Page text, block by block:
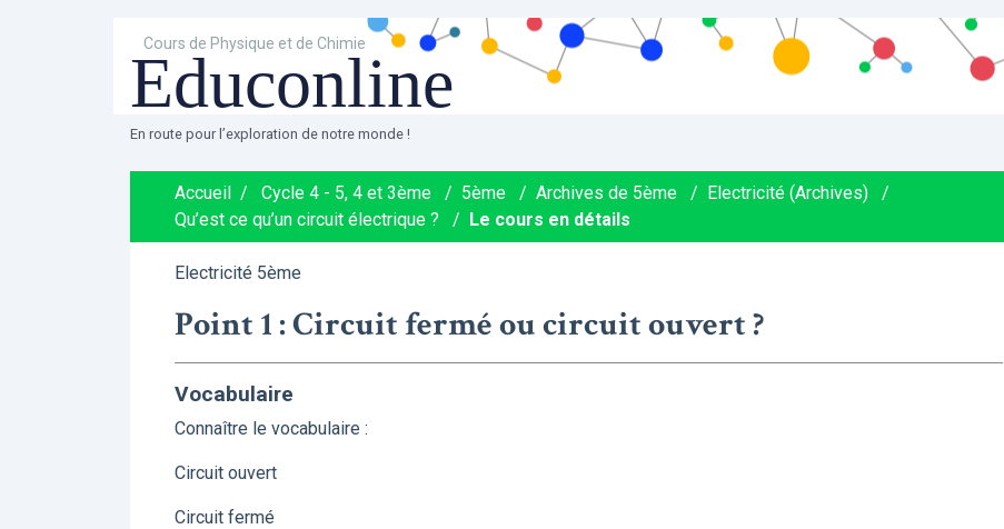
Cours de Physique et de Chimie
Educonline
En route pour l’exploration de notre monde !
Accueil / Cycle 4 - 5, 4 et 3ème / 5ème / Archives de 5ème / Electricité (Archives)
/
Qu’est ce qu’un circuit électrique ?
/ Le cours en détails
Electricité 5ème
Point 1 : Circuit fermé ou circuit ouvert ?
Vocabulaire
Connaître le vocabulaire :
Circuit ouvert
Circuit fermé